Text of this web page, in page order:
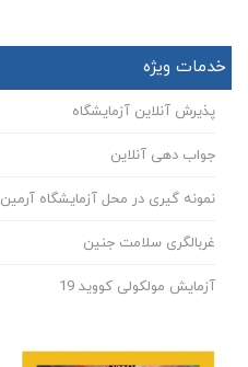
خدمات ویژه
پذیرش آنلاین آزمایشگاه
جواب دهی آنلاین
نمونه گیری در محل آزمایشگاه آرمین
غربالگری سلامت جنین
آزمایش مولکولی کووید 19